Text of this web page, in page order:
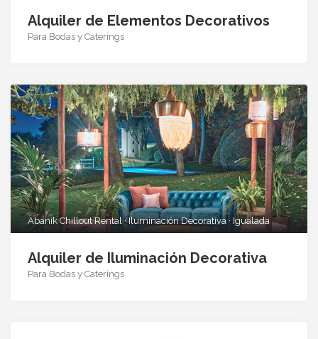
Alquiler de Elementos Decorativos
Para Bodas y Caterings
Abanik Chillout Rental · Iluminación Decorativa · Igualada
Alquiler de Iluminación Decorativa
Para Bodas y Caterings